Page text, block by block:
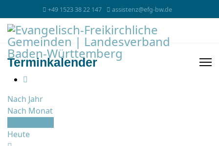
+49 1523 38 22 147 assistenz@efg-bw.de
Terminkalender
Nach Jahr
Nach Monat
Heute